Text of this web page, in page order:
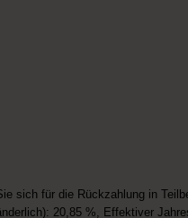
sich für die Rückzahlung in
20,85 %, Effektiver